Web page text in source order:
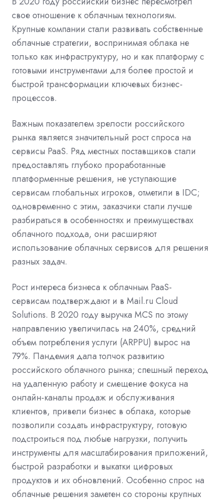
свое отношение к облачным технологиям.
Крупные компании стали развивать собственные
облачные стратегии, воспринимая облака не
только как инфраструктуру, но и как платформу с
готовыми инструментами для более простой и
быстрой трансформации ключевых бизнес-
процессов.
Важным показателем зрелости российского
рынка является значительный рост спроса на
сервисы PaaS. Ряд местных поставщиков стали
предоставлять глубоко проработанные
платформенные решения, не уступающие
сервисам глобальных игроков, отметили в IDC;
одновременно с этим, заказчики стали лучше
разбираться в особенностях и преимуществах
облачного подхода, они расширяют
использование облачных сервисов для решения
разных задач.
Рост интереса бизнеса к облачным PaaS-
сервисам подтверждают и в Mail.ru Cloud
Solutions. В 2020 году выручка MCS по этому
направлению увеличилась на 240%, средний
объем потребления услуги (ARPPU) вырос на
79%. Пандемия дала толчок развитию
российского облачного рынка; спешный переход
на удаленную работу и смещение фокуса на
онлайн-каналы продаж и обслуживания
клиентов, привели бизнес в облака, которые
позволили создать инфраструктуру, готовую
подстроиться под любые нагрузки, получить
инструменты для масштабирования приложений,
быстрой разработки и выкатки цифровых
продуктов и их обновлений. Особенно спрос на
облачные решения заметен со стороны крупных